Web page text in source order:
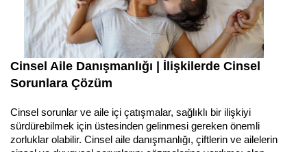
Cinsel Aile Danışmanlığı | İlişkilerde Cinsel
Sorunlara Çözüm
Cinsel sorunlar ve aile içi çatışmalar, sağlıklı bir ilişkiyi
sürdürebilmek için üstesinden gelinmesi gereken önemli
zorluklar olabilir. Cinsel aile danışmanlığı, çiftlerin ve ailelerin